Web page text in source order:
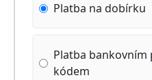
Platba na dobírku
Platba bankovním
kódem